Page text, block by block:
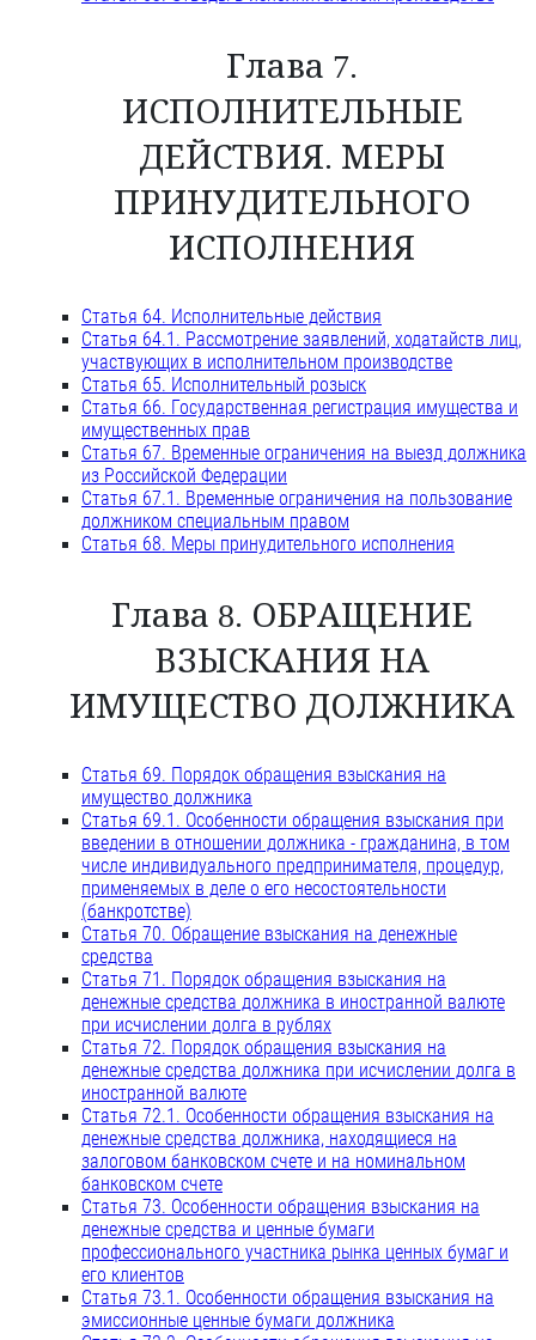
Глава 7.
ИСПОЛНИТЕЛЬНЫЕ
ДЕЙСТВИЯ. МЕРЫ
ПРИНУДИТЕЛЬНОГО
ИСПОЛНЕНИЯ
Статья 64. Исполнительные действия
Статья 64.1. Рассмотрение заявлений, ходатайств лиц,
участвующих в исполнительном производстве
Статья 65. Исполнительный розыск
Статья 66. Государственная регистрация имущества и
имущественных прав
Статья 67. Временные ограничения на выезд должника
из Российской Федерации
Статья 67.1. Временные ограничения на пользование
должником специальным правом
Статья 68. Меры принудительного исполнения
Глава 8. ОБРАЩЕНИЕ
ВЗЫСКАНИЯ НА
ИМУЩЕСТВО ДОЛЖНИКА
Статья 69. Порядок обращения взыскания на
имущество должника
Статья 69.1. Особенности обращения взыскания при
введении в отношении должника - гражданина, в том
числе индивидуального предпринимателя, процедур,
применяемых в деле о его несостоятельности
(банкротстве)
Статья 70. Обращение взыскания на денежные
средства
Статья 71. Порядок обращения взыскания на
денежные средства должника в иностранной валюте
при исчислении долга в рублях
Статья 72. Порядок обращения взыскания на
денежные средства должника при исчислении долга в
иностранной валюте
Статья 72.1. Особенности обращения взыскания на
денежные средства должника, находящиеся на
залоговом банковском счете и на номинальном
банковском счете
Статья 73. Особенности обращения взыскания на
денежные средства и ценные бумаги
профессионального участника рынка ценных бумаг и
его клиентов
Статья 73.1. Особенности обращения взыскания на
эмиссионные ценные бумаги должника